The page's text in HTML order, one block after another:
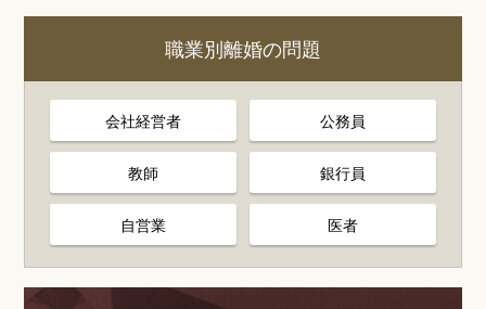
職業別離婚の問題
会社経営者 公務員
教師 銀行員
自営業 医者